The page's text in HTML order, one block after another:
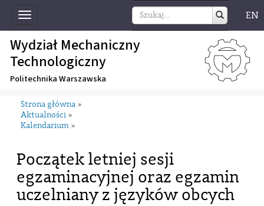
Toggle
navigation
EN
Wydział Mechaniczny
Technologiczny
Politechnika Warszawska
Strona główna »
Aktualności »
Kalendarium »
Początek letniej sesji
egzaminacyjnej oraz egzamin
uczelniany z języków obcych